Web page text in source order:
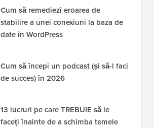
Cum să remediezi eroarea de
stabilire a unei conexiuni la baza de
date în WordPress
Cum să începi un podcast (și să-l faci
de succes) în 2026
13 lucruri pe care TREBUIE să le
faceți înainte de a schimba temele